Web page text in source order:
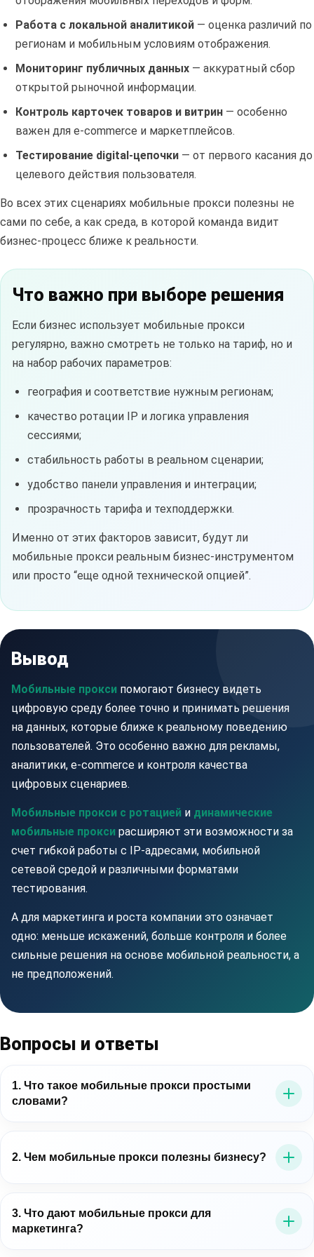
Работа с локальной аналитикой — оценка различий по
регионам и мобильным условиям отображения.
Мониторинг публичных данных — аккуратный сбор
открытой рыночной информации.
Контроль карточек товаров и витрин — особенно
важен для e-commerce и маркетплейсов.
Тестирование digital-цепочки — от первого касания до
целевого действия пользователя.
Во всех этих сценариях мобильные прокси полезны не
сами по себе, а как среда, в которой команда видит
бизнес-процесс ближе к реальности.
Что важно при выборе решения
Если бизнес использует мобильные прокси
регулярно, важно смотреть не только на тариф, но и
на набор рабочих параметров:
география и соответствие нужным регионам;
качество ротации IP и логика управления
сессиями;
стабильность работы в реальном сценарии;
удобство панели управления и интеграции;
прозрачность тарифа и техподдержки.
Именно от этих факторов зависит, будут ли
мобильные прокси реальным бизнес-инструментом
или просто “еще одной технической опцией”.
Вывод
Мобильные прокси помогают бизнесу видеть
цифровую среду более точно и принимать решения
на данных, которые ближе к реальному поведению
пользователей. Это особенно важно для рекламы,
аналитики, e-commerce и контроля качества
цифровых сценариев.
Мобильные прокси с ротацией и динамические
мобильные прокси расширяют эти возможности за
счет гибкой работы с IP-адресами, мобильной
сетевой средой и различными форматами
тестирования.
А для маркетинга и роста компании это означает
одно: меньше искажений, больше контроля и более
сильные решения на основе мобильной реальности, а
не предположений.
Вопросы и ответы
1. Что такое мобильные прокси простыми
словами?
мобильные IP-адреса операторов связи. Для бизнеса
это важно потому, что позволяет работать в среде,
2. Чем мобильные прокси полезны бизнесу?
проверять цифровые процессы: рекламу, лендинги,
мобильные сценарии, витрины, публичные данные и
3. Что дают мобильные прокси для
маркетинга?